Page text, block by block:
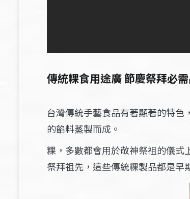
傳統粿食用途廣節慶祭拜必
台灣傳統手藝食品有著顯著的特
的餡料蒸製而成。
粿，多數都會用於敬神祭祖的儀
祭拜祖先，這些傳統粿製品都是早